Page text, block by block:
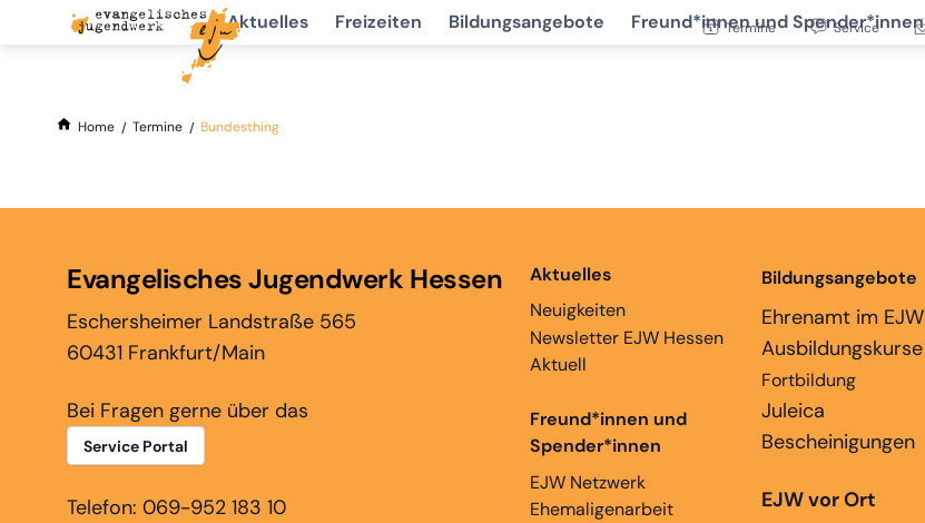
Termine Service
Aktuelles Freizeiten Bildungsangebote Freund*innen und Spender*innen
Home Termine Bundesthing
Evangelisches Jugendwerk Hessen
Eschersheimer Landstraße 565
60431 Frankfurt/Main
Bei Fragen gerne über das
Service Portal
Telefon: 069-952 183 10
Aktuelles
Neuigkeiten
Newsletter EJW Hessen
Aktuell
Freund*innen und
Spender*innen
EJW Netzwerk
Ehemaligenarbeit
Bildungsangebote
Ehrenamt im EJW
Ausbildungskurse
Fortbildung
Juleica
Bescheinigungen
EJW vor Ort